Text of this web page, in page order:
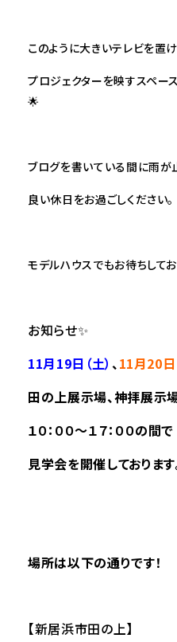
このように大きいテレビを置け
プロジェクターを映すスペー
🌟
ブログを書いている間に雨
良い休日をお過ごしください。
モデルハウスでもお待ちしてお
お知らせ✨
11月19日（土） 、11月20日
田の上展示場、神拝展示
１０：００～１７：００の間で
見学会を開催しております
場所は以下の通りです！
【新居浜市田の上】